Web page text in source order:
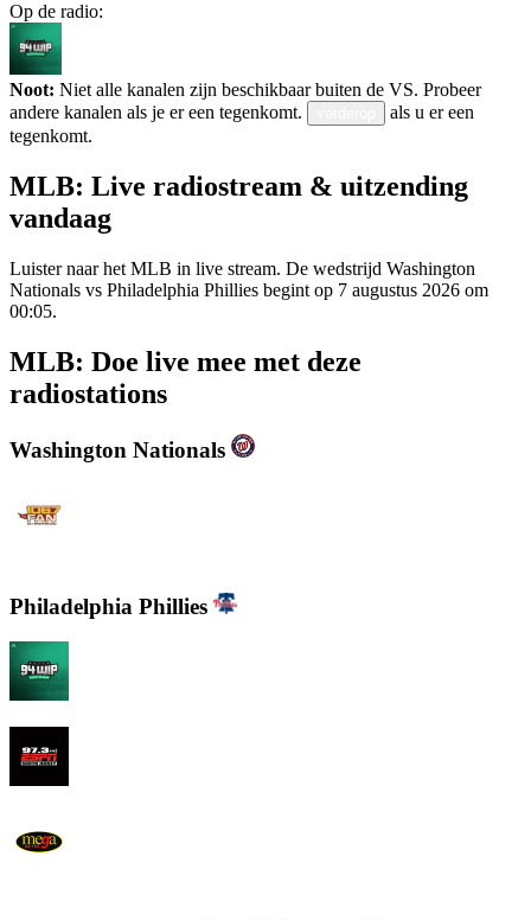
Op de radio:
Noot: Niet alle kanalen zijn beschikbaar buiten de VS. Probeer
andere kanalen als je er een tegenkomt.
als u er een
tegenkomt.
MLB: Live radiostream & uitzending
vandaag
Luister naar het MLB in live stream. De wedstrijd Washington
Nationals vs Philadelphia Phillies begint op 7 augustus 2026 om
00:05.
MLB: Doe live mee met deze
radiostations
Washington Nationals
Philadelphia Phillies